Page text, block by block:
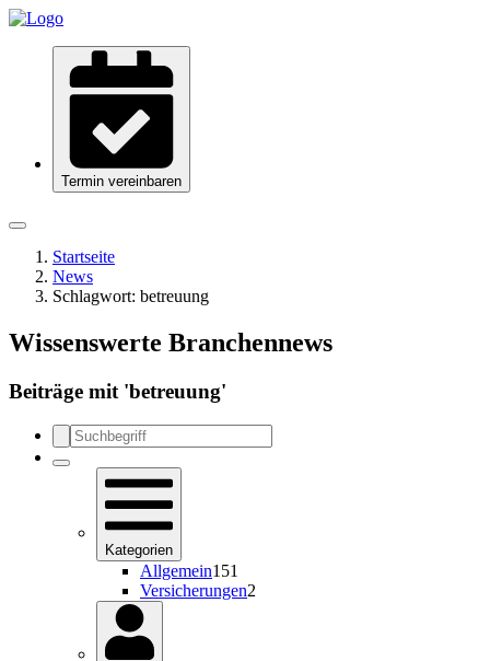
Termin vereinbaren
Startseite
News
Schlagwort: betreuung
Wissenswerte Branchennews
Beiträge mit 'betreuung'
Kategorien
Allgemein151
Versicherungen2